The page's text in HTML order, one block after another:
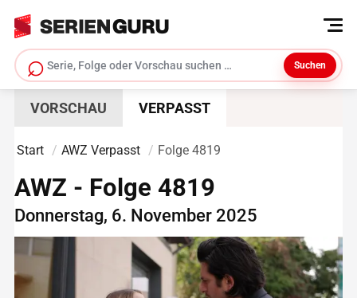
⌕
Serie suchen
Suchen
VORSCHAU VERPASST
Start AWZ Verpasst Folge 4819
AWZ - Folge 4819
Donnerstag, 6. November 2025